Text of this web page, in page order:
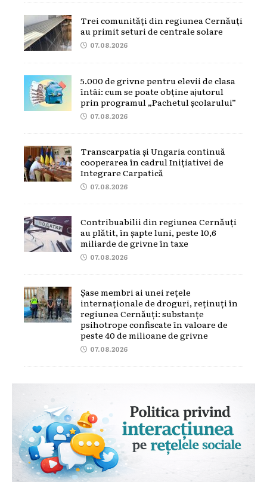
Trei comunități din regiunea Cernăuți
au primit seturi de centrale solare
07.08.2026
5.000 de grivne pentru elevii de clasa
întâi: cum se poate obține ajutorul
prin programul „Pachetul școlarului”
07.08.2026
Transcarpatia și Ungaria continuă
cooperarea în cadrul Inițiativei de
Integrare Carpatică
07.08.2026
Contribuabilii din regiunea Cernăuți
au plătit, în șapte luni, peste 10,6
miliarde de grivne în taxe
07.08.2026
Șase membri ai unei rețele
internaționale de droguri, reținuți în
regiunea Cernăuți: substanțe
psihotrope confiscate în valoare de
peste 40 de milioane de grivne
07.08.2026